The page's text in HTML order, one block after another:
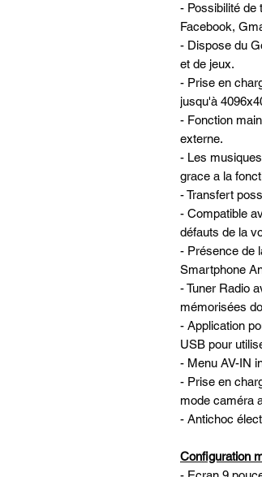
- Possibilité de
Facebook,
- Dispose du
et de jeux.
- Prise en
jusqu'à
- Fonction
externe.
- Les
grace a la
- Transfert
- Compatible
défauts de la
- Présence de
Smartphone
- Tuner Radio
mémorisées
- Application
USB pour
- Menu AV-IN
- Prise en
mode caméra
- Antichoc
Configuration